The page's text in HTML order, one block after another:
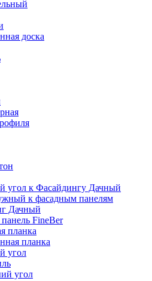
доска
угол к Фасайдингу Дачный
к фасадным панелям
Дачный
FineBer
планка
планка
угол
угол